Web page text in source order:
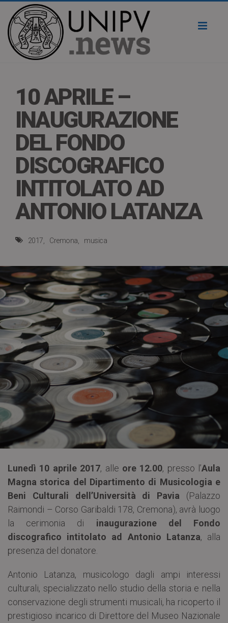
10 APRILE –
INAUGURAZIONE
DEL FONDO
DISCOGRAFICO
INTITOLATO AD
ANTONIO LATANZA
2017 Cremona musica
Lunedì 10 aprile 2017, alle ore 12.00, presso l’Aula
Magna storica del Dipartimento di Musicologia e
Beni Culturali dell’Università di Pavia (Palazzo
Raimondi – Corso Garibaldi 178, Cremona), avrà luogo
la cerimonia di inaugurazione del Fondo
discografico intitolato ad Antonio Latanza, alla
presenza del donatore.
Antonio Latanza, musicologo dagli ampi interessi
culturali, specializzato nello studio della storia e nella
conservazione degli strumenti musicali, ha ricoperto il
prestigioso incarico di Direttore del Museo Nazionale